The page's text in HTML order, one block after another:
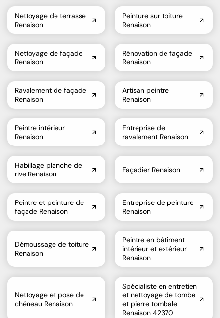
Nettoyage de terrasse
Renaison
Peinture sur toiture
Renaison
Nettoyage de façade
Renaison
Rénovation de façade
Renaison
Ravalement de façade
Renaison
Artisan peintre
Renaison
Peintre intérieur
Renaison
Entreprise de
ravalement Renaison
Habillage planche de
rive Renaison
Façadier Renaison
Peintre et peinture de
façade Renaison
Entreprise de peinture
Renaison
Démoussage de toiture
Renaison
Peintre en bâtiment
intérieur et extérieur
Renaison
Nettoyage et pose de
chéneau Renaison
Spécialiste en entretien
et nettoyage de tombe
et pierre tombale
Renaison 42370